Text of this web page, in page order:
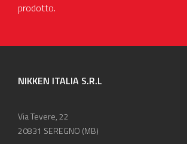
prodotto.
NIKKEN ITALIA S.R.L
Via Tevere, 22
20831 SEREGNO (MB)